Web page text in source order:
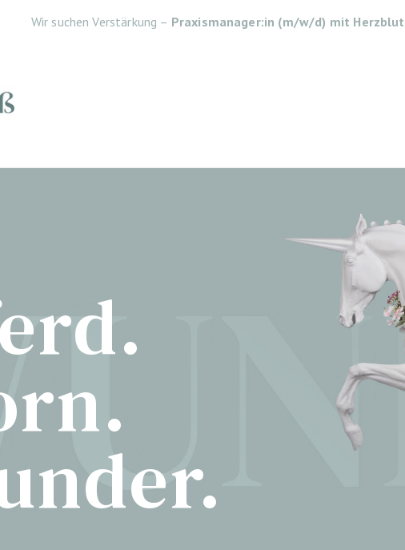
Wir suchen Verstärkung – Praxismanager:in (m/w/d) mit Herzblut